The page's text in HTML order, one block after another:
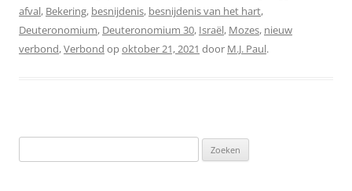
afval, Bekering, besnijdenis, besnijdenis van het hart,
Deuteronomium, Deuteronomium 30, Israël, Mozes, nieuw
verbond,Verbond opoktober 21, 2021 door M.J. Paul.
naar: